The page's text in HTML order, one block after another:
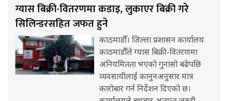
ग्यास बिक्री-वितरणमा कडाइ, लुकाएर बिक्री गरे
सिलिन्डरसहित जफत हुने
काठमाडौँ। जिल्ला प्रशासन कार्यालय
काठमाडौँले ग्यास बिक्री-वितरणमा
अनियमितता भएको गुनासो बढेपछि
व्यवसायीलाई कानुनअनुसार मात्र
कारोबार गर्न निर्देशन दिएको छ।